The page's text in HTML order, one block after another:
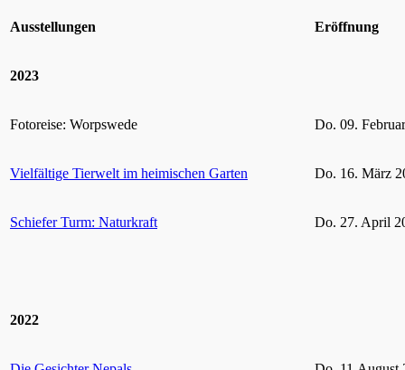
Ausstellungen Eröffnung
2023
Fotoreise: Worpswede Do. 09.
Vielfältige Tierwelt im heimischen Garten Do. 16. März
Schiefer Turm: Naturkraft Do. 27. April
2022